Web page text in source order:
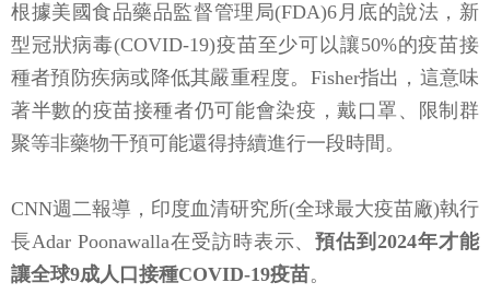
根據美國食品藥品監督管理局(FDA)6月底的說法，新
型冠狀病毒(COVID-19)疫苗至少可以讓50%的疫苗接
種者預防疾病或降低其嚴重程度。Fisher指出，這意味
著半數的疫苗接種者仍可能會染疫，戴口罩、限制群
聚等非藥物干預可能還得持續進行一段時間。
CNN週二報導，印度血清研究所(全球最大疫苗廠)執行
長Adar Poonawalla在受訪時表示、預估到2024年才能
讓全球9成人口接種COVID-19疫苗。